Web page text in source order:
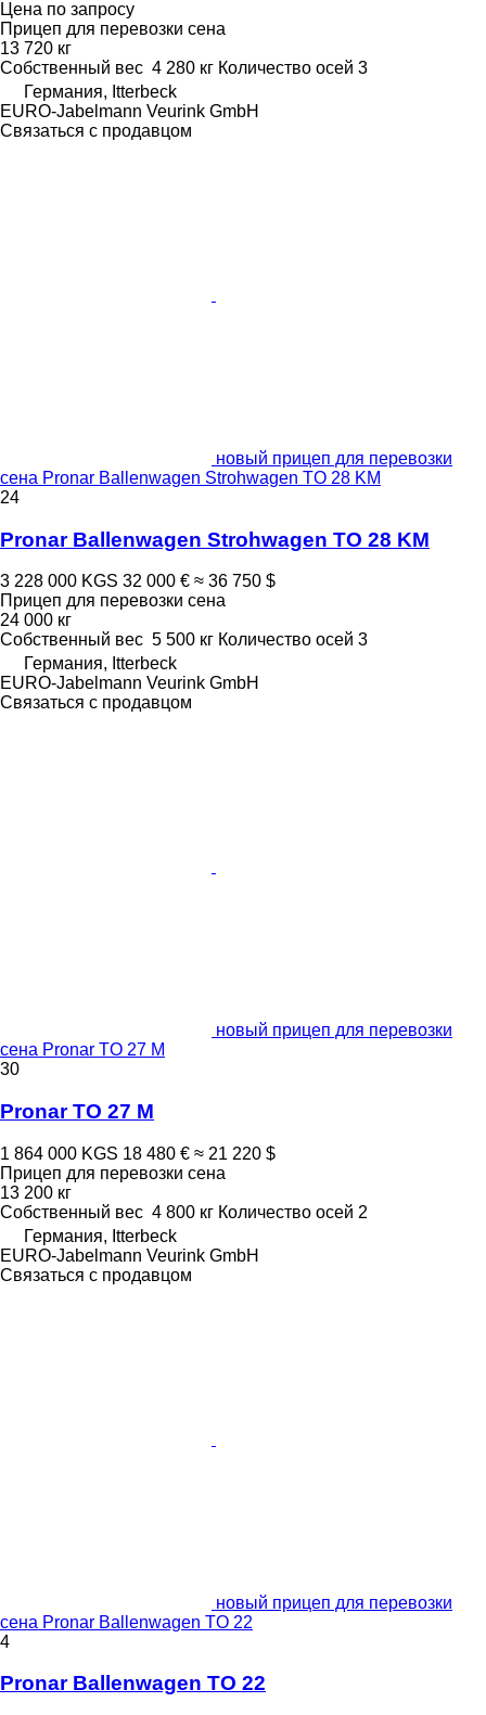
Цена по запросу
Прицеп для перевозки сена
13 720 кг
Собственный вес 4 280 кг Количество осей 3
Германия, Itterbeck
EURO-Jabelmann Veurink GmbH
Связаться с продавцом
новый прицеп для перевозки
сена Pronar Ballenwagen Strohwagen TO 28 KM
24
Pronar Ballenwagen Strohwagen TO 28 KM
3 228 000 KGS 32 000 € ≈ 36 750 $
Прицеп для перевозки сена
24 000 кг
Собственный вес 5 500 кг Количество осей 3
Германия, Itterbeck
EURO-Jabelmann Veurink GmbH
Связаться с продавцом
новый прицеп для перевозки
сена Pronar TO 27 M
30
Pronar TO 27 M
1 864 000 KGS 18 480 € ≈ 21 220 $
Прицеп для перевозки сена
13 200 кг
Собственный вес 4 800 кг Количество осей 2
Германия, Itterbeck
EURO-Jabelmann Veurink GmbH
Связаться с продавцом
новый прицеп для перевозки
сена Pronar Ballenwagen TO 22
4
Pronar Ballenwagen TO 22